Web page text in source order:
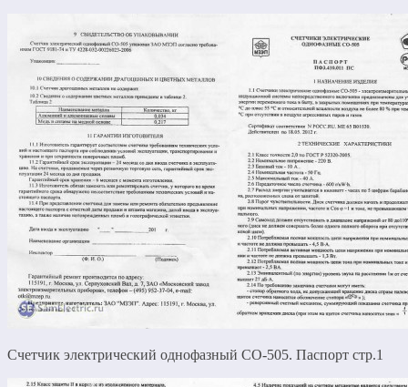
Счетчик электрический однофазный СО-505. Паспорт стр.1